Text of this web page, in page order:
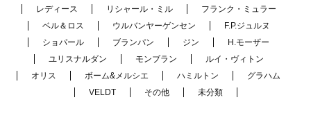
レディース
リシャール・ミル
フランク・ミュラー
ベル＆ロス
ウルバンヤーゲンセン
F.P.ジュルヌ
ショパール
ブランパン ジン
H.モーザー
ユリスナルダン
モンブラン
ルイ・ヴィトン
オリス
ボーム&メルシエ ハミルトン
グラハム
VELDT
その他 未分類